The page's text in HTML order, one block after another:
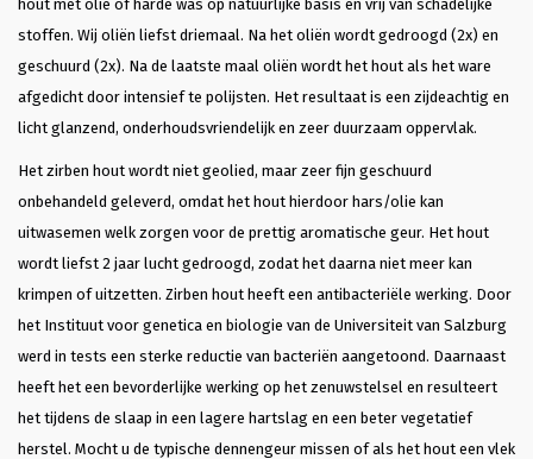
hout met olie of harde was op natuurlijke basis en vrij van schadelijke
stoffen. Wij oliën liefst driemaal. Na het oliën wordt gedroogd (2x) en
geschuurd (2x). Na de laatste maal oliën wordt het hout als het ware
afgedicht door intensief te polijsten. Het resultaat is een zijdeachtig en
licht glanzend, onderhoudsvriendelijk en zeer duurzaam oppervlak.
Het zirben hout wordt niet geolied, maar zeer fijn geschuurd
onbehandeld geleverd, omdat het hout hierdoor hars/olie kan
uitwasemen welk zorgen voor de prettig aromatische geur. Het hout
wordt liefst 2 jaar lucht gedroogd, zodat het daarna niet meer kan
krimpen of uitzetten. Zirben hout heeft een antibacteriële werking. Door
het Instituut voor genetica en biologie van de Universiteit van Salzburg
werd in tests een sterke reductie van bacteriën aangetoond. Daarnaast
heeft het een bevorderlijke werking op het zenuwstelsel en resulteert
het tijdens de slaap in een lagere hartslag en een beter vegetatief
herstel. Mocht u de typische dennengeur missen of als het hout een vlek